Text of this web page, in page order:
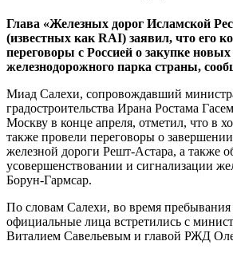
Глава «Железных дорог Исламской
(известных как RAI) заявил, что его
переговоры с Россией о закупке
железнодорожного парка страны,
Миад Салехи, сопровождавший
градостроительства Ирана Ростама
Москву в конце апреля, отметил, что в
также провели переговоры о завершении
железной дороги Решт-Астара, а также
усовершенствовании и сигнализации
Борун-Гармсар.
По словам Салехи, во время
официальные лица встретились с
Виталием Савельевым и главой РЖД